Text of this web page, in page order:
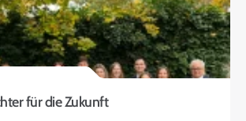
für die Zukunft